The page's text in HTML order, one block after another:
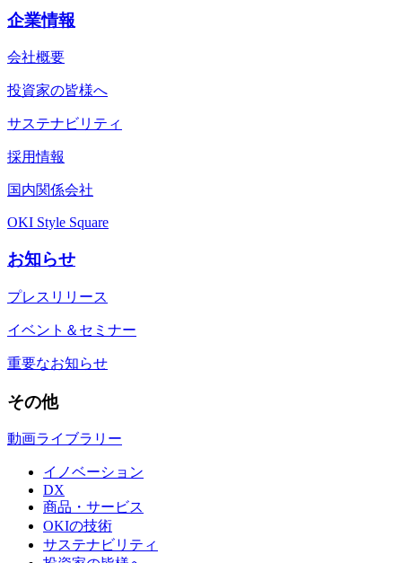
企業情報
会社概要
投資家の皆様へ
サステナビリティ
採用情報
国内関係会社
OKI Style Square
お知らせ
プレスリリース
イベント＆セミナー
重要なお知らせ
その他
動画ライブラリー
イノベーション
DX
商品・サービス
OKIの技術
サステナビリティ